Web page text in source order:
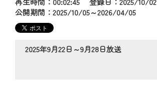
公開期間：2025/10/05～2026/04/05
2025年9月22日～9月28日放送
◆デザイン変更により、お住ま
の動画コンテンツが一目瞭然。
◆当社アプリやＰＣブラウザか
でも・どこでも・外出先でも！